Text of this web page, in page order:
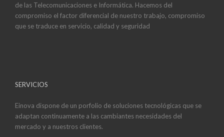
de las Telecomunicaciones e Informática. Hacemos del
compromiso el factor diferencial de nuestro trabajo, compromiso
que se traduce en servicio, calidad y seguridad
SERVICIOS
Einova dispone de un porfolio de soluciones tecnológicas que se
adaptan continuamente a las cambiantes necesidades del
mercado y a nuestros clientes.